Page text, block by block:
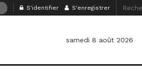
S'identifier S'enregistrer
samedi 8 août 2026